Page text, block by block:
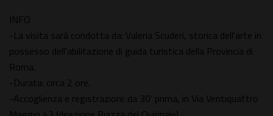
INFO
-La visita sarà condotta da: Valeria Scuderi, storica dell'arte in
possesso dell'abilitazione di guida turistica della Provincia di
Roma.
-Durata: circa 2 ore.
-Accoglienza e registrazioni: da 30' prima, in Via Ventiquattro